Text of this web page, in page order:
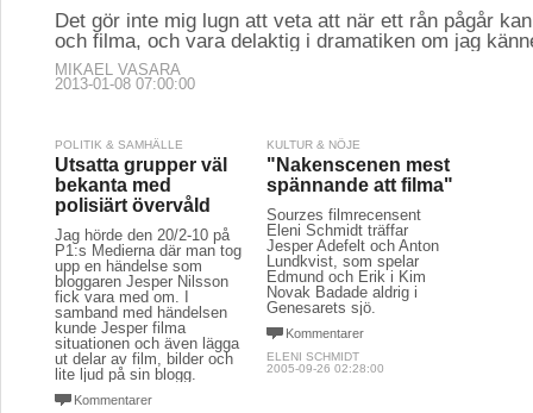
Det gör inte mig lugn att veta att när ett rån pågår
och filma, och vara delaktig i dramatiken om jag
MIKAEL VASARA
2013-01-08 07:00:00
POLITIK & SAMHÄLLE
Utsatta grupper väl
bekanta med
polisiärt övervåld
Jag hörde den 20/2-10 på
P1:s Medierna där man tog
upp en händelse som
bloggaren Jesper Nilsson
fick vara med om. I
samband med händelsen
kunde Jesper filma
situationen och även lägga
ut delar av film, bilder och
lite ljud på sin blogg.
Kommentarer
KULTUR & NÖJE
"Nakenscenen mest
spännande att filma"
Sourzes filmrecensent
Eleni Schmidt träffar
Jesper Adefelt och Anton
Lundkvist, som spelar
Edmund och Erik i Kim
Novak Badade aldrig i
Genesarets sjö.
Kommentarer
ELENI SCHMIDT
2005-09-26 02:28:00